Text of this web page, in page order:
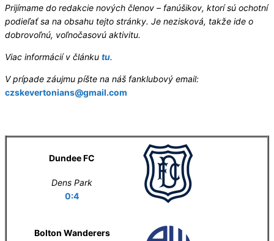
Prijímame do redakcie nových členov – fanúšikov, ktorí sú ochotní
podieľať sa na obsahu tejto stránky. Je nezisková, takže ide o
dobrovoľnú, voľnočasovú aktivitu.
Viac informácií v článku tu.
V prípade záujmu píšte na náš fanklubový email:
czskevertonians@gmail.com
Dundee FC
Dens Park
0:4
Bolton Wanderers